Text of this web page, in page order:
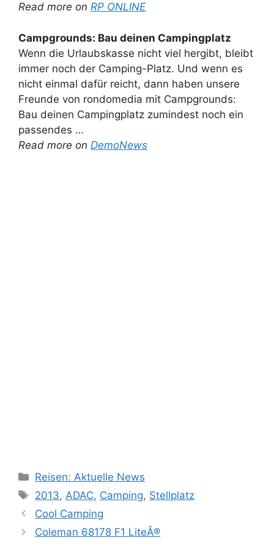
Read more on RP ONLINE
Campgrounds: Bau deinen Campingplatz
Wenn die Urlaubskasse nicht viel hergibt, bleibt
immer noch der Camping-Platz. Und wenn es
nicht einmal dafür reicht, dann haben unsere
Freunde von rondomedia mit Campgrounds:
Bau deinen Campingplatz zumindest noch ein
passendes …
Read more on DemoNews
Kategorien
Reisen: Aktuelle News
Schlagwörter
2013,ADAC, Camping, Stellplatz
Cool Camping
Coleman 68178 F1 LiteÂ®